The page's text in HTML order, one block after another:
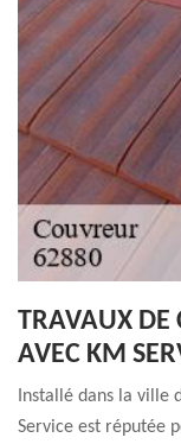
TRAVAUX DE
AVEC KM
Installé dans la ville
Service est réputée